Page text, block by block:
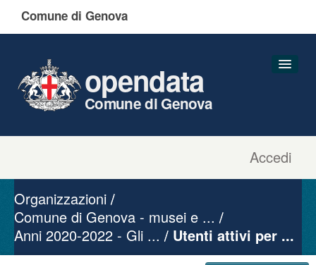
Comune di Genova
Accedi
opendata
Comune di Genova
Gruppi
Informazioni
Organizzazioni
Comune di Genova - musei e ...
Anni 2020-2022 - Gli ...
Utenti attivi per ...